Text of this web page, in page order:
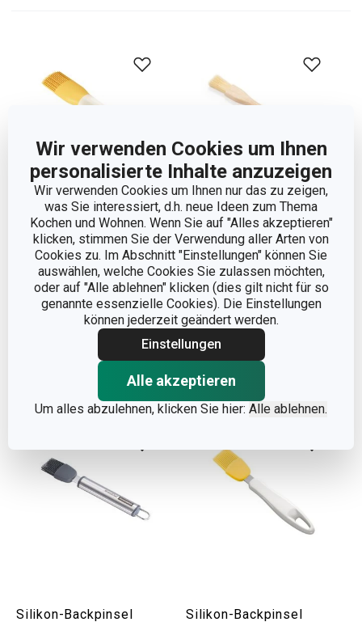
Wir verwenden Cookies um Ihnen
personalisierte Inhalte anzuzeigen
Wir verwenden Cookies um Ihnen nur das zu zeigen,
was Sie interessiert, d.h. neue Ideen zum Thema
Kochen und Wohnen. Wenn Sie auf "Alles akzeptieren"
klicken, stimmen Sie der Verwendung aller Arten von
Cookies zu. Im Abschnitt "Einstellungen" können Sie
auswählen, welche Cookies Sie zulassen möchten,
oder auf "Alle ablehnen" klicken (dies gilt nicht für so
genannte essenzielle Cookies). Die Einstellungen
können jederzeit geändert werden.
Einstellungen
Alle akzeptieren
Um alles abzulehnen, klicken Sie hier: Alle ablehnen.
Silikon-Backpinsel
DELÍCIA
7,90 €
Warenkorb
Neuheiten
Backpinsel mit
zugespitzter Kante
FEELWOOD
6,90 €
Auf Lager
Warenkorb
Silikon-Backpinsel
Silikon-Backpinsel